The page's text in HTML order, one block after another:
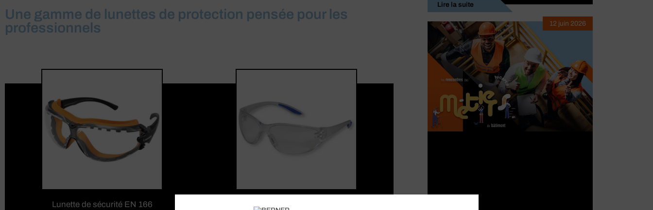
Une gamme de lunettes de protection pensée pour les
professionnels
Lunette de sécurité EN 166
Lire la suite
12 juin 2026